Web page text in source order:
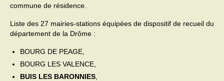
commune de résidence.
Liste des 27 mairies-stations équipées de dispositif de recueil du
département de la Drôme :
BOURG DE PEAGE,
BOURG LES VALENCE,
BUIS LES BARONNIES